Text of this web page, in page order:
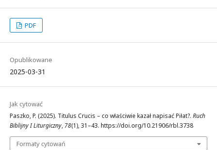
PDF
Opublikowane
2025-03-31
Jak cytować
Paszko, P. (2025). Titulus Crucis – co właściwie kazał napisać Piłat?. Ruch
Biblijny I Liturgiczny, 78(1), 31–43. https://doi.org/10.21906/rbl.3738
Formaty cytowań